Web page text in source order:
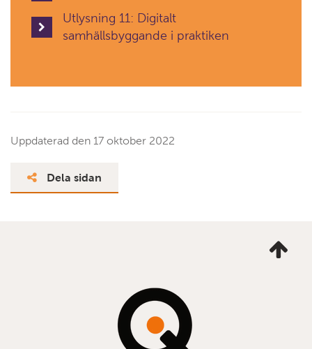
Utlysning 11: Digitalt
samhällsbyggande i praktiken
Uppdaterad den 17 oktober 2022
Dela sidan
mig